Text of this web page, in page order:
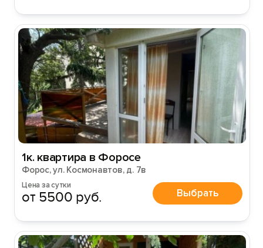
1к. квартира в Форосе
Форос, ул. Космонавтов, д. 7в
Цена за сутки
от 5500 руб. Выбрать